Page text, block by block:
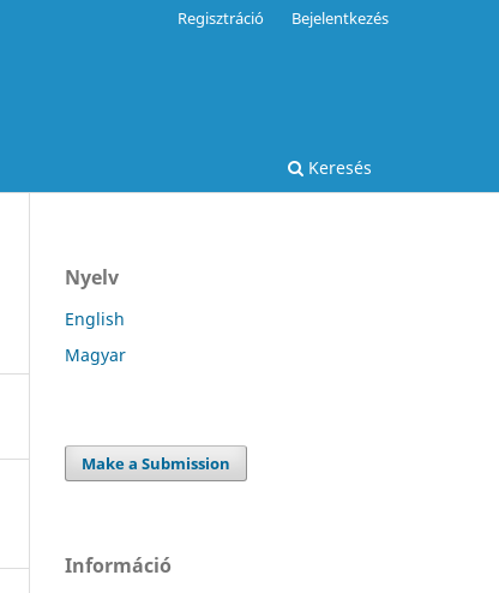
Keresés
Regisztráció Bejelentkezés
Nyelv
English
Magyar
Make a Submission
Információ